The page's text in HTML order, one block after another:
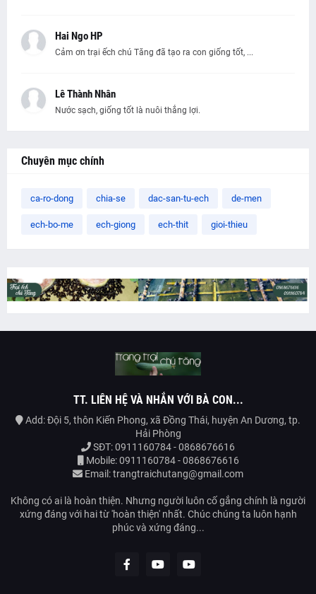
Hai Ngo HP
Cảm ơn trại ếch chú Tăng đã tạo ra con giống tốt, ...
Lê Thành Nhân
Nước sạch, giống tốt là nuôi thắng lợi.
Chuyên mục chính
ca-ro-dong chia-se dac-san-tu-ech de-men
ech-bo-me ech-giong ech-thit gioi-thieu
TT. LIÊN HỆ VÀ NHẮN VỚI BÀ CON...
Add: Đội 5, thôn Kiến Phong, xã Đồng Thái, huyện An Dương, tp.
Hải Phòng
SĐT: 0911160784 - 0868676616
Mobile: 0911160784 - 0868676616
Email: trangtraichutang@gmail.com
Không có ai là hoàn thiện. Nhưng người luôn cố gắng chính là người
xứng đáng với hai từ 'hoàn thiện' nhất. Chúc chúng ta luôn hạnh
phúc và xứng đáng...